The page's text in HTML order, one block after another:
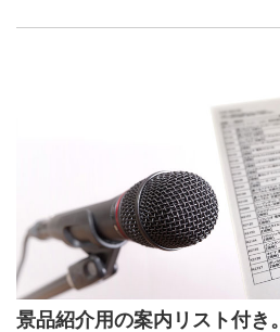
景品紹介用の案内リスト付き。